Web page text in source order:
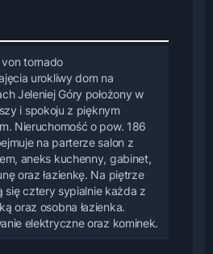
von tornado
urokliwy dom na
Jeleniej Góry położony w
i spokoju z pięknym
Nieruchomość o pow. 186
na parterze salon z
aneks kuchenny, gabinet,
oraz łazienkę. Na piętrze
się cztery sypialnie każda z
oraz osobna łazienka.
elektryczne oraz kominek.